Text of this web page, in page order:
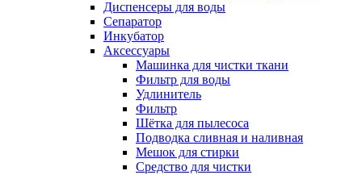
Диспенсеры для воды
Сепаратор
Инкубатор
Аксессуары
Машинка для чистки ткани
Фильтр для воды
Удлинитель
Фильтр
Шётка для пылесоса
Подводка сливная и наливная
Мешок для стирки
Средство для чистки